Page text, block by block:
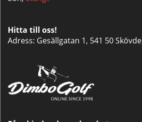
Hitta till oss!
Adress: Gesällgatan 1, 541 50 Skövde